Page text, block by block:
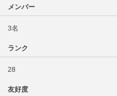
メンバー
3名
ランク
28
友好度